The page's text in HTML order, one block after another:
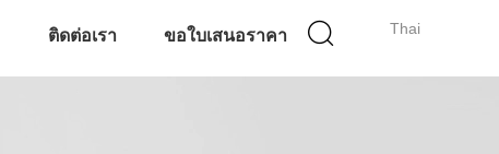
Thai
ติดต่อเรา ขอใบเสนอราคา